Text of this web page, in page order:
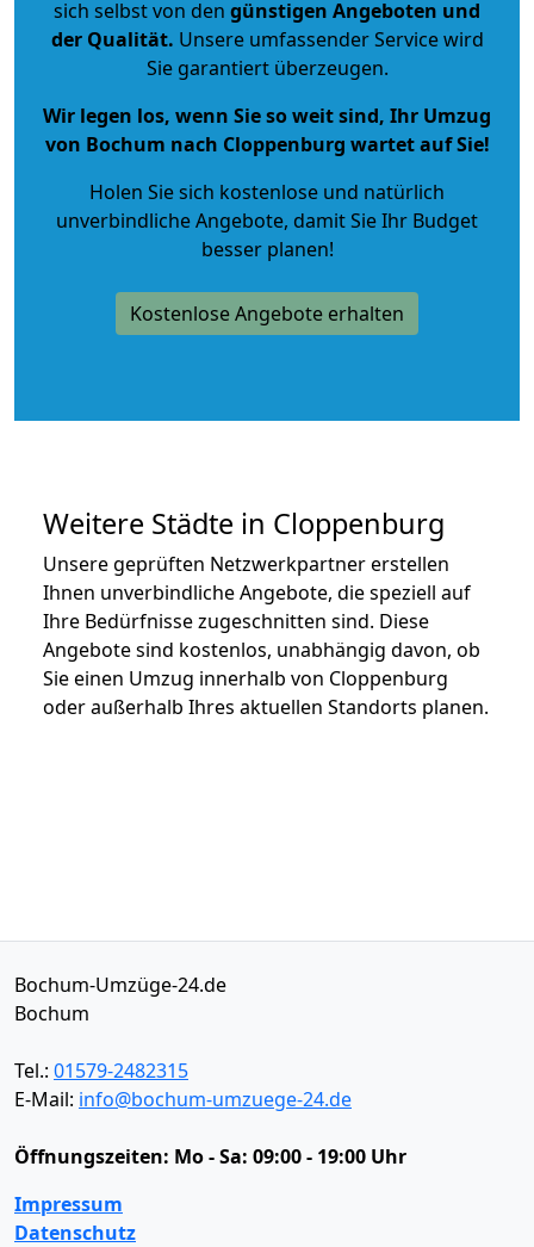
sich selbst von den günstigen Angeboten und
der Qualität. Unsere umfassender Service wird
Sie garantiert überzeugen.
Wir legen los, wenn Sie so weit sind, Ihr Umzug
von Bochum nach Cloppenburg wartet auf Sie!
Holen Sie sich kostenlose und natürlich
unverbindliche Angebote, damit Sie Ihr Budget
besser planen!
Kostenlose Angebote erhalten
Weitere Städte in Cloppenburg
Unsere geprüften Netzwerkpartner erstellen
Ihnen unverbindliche Angebote, die speziell auf
Ihre Bedürfnisse zugeschnitten sind. Diese
Angebote sind kostenlos, unabhängig davon, ob
Sie einen Umzug innerhalb von Cloppenburg
oder außerhalb Ihres aktuellen Standorts planen.
Bochum-Umzüge-24.de
Bochum
Tel.: 01579-2482315
E-Mail: info@bochum-umzuege-24.de
Öffnungszeiten: Mo - Sa: 09:00 - 19:00 Uhr
Impressum
Datenschutz